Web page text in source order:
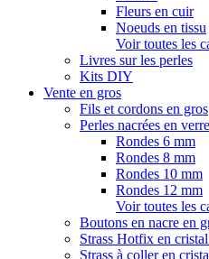
Fleurs en cuir
Noeuds en tissu
Voir toutes les
Livres sur les perles
Kits DIY
Vente en gros
Fils et cordons en gros
Perles nacrées en
Rondes 6 mm
Rondes 8 mm
Rondes 10 mm
Rondes 12 mm
Voir toutes les
Boutons en nacre en
Strass Hotfix en
Strass à coller en